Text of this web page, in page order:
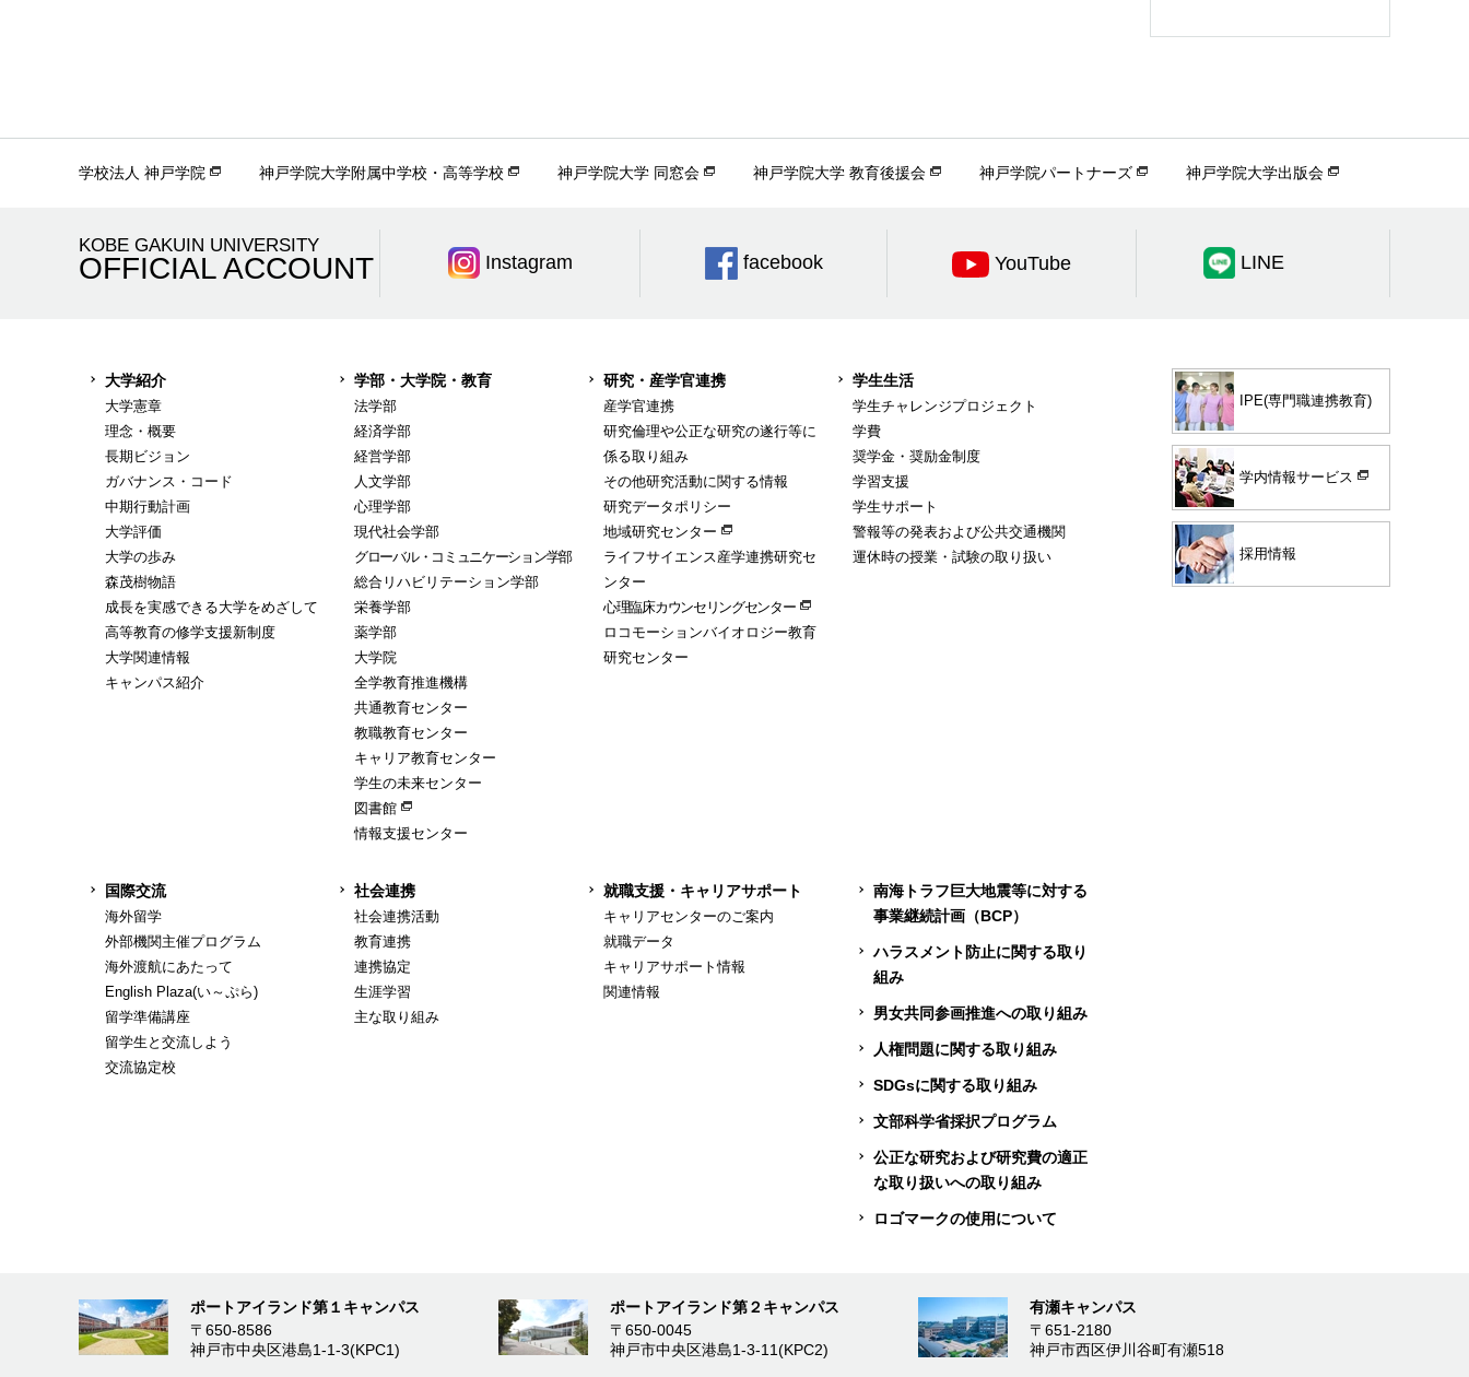
学校法人 神戸学院 神戸学院大学附属中学校・高等学校 神戸学院大学 同窓会 神戸学院大学 教育後援会 神戸学院パートナーズ 神戸学院大学出版会
KOBE GAKUIN UNIVERSITY
OFFICIAL ACCOUNT Instagram facebook YouTube LINE
大学紹介
大学憲章
理念・概要
長期ビジョン
ガバナンス・コード
中期行動計画
大学評価
大学の歩み
森茂樹物語
成長を実感できる大学をめざして
高等教育の修学支援新制度
大学関連情報
キャンパス紹介
学部・大学院・教育
法学部
経済学部
経営学部
人文学部
心理学部
現代社会学部
グローバル・コミュニケーション学部
総合リハビリテーション学部
栄養学部
薬学部
大学院
全学教育推進機構
共通教育センター
教職教育センター
キャリア教育センター
学生の未来センター
図書館
情報支援センター
研究・産学官連携
産学官連携
研究倫理や公正な研究の遂行等に
係る取り組み
その他研究活動に関する情報
研究データポリシー
地域研究センター
ライフサイエンス産学連携研究セ
ンター
心理臨床カウンセリングセンター
ロコモーションバイオロジー教育
研究センター
学生生活
学生チャレンジプロジェクト
学費
奨学金・奨励金制度
学習支援
学生サポート
警報等の発表および公共交通機関
運休時の授業・試験の取り扱い
国際交流
海外留学
外部機関主催プログラム
海外渡航にあたって
English Plaza(い～ぷら)
留学準備講座
留学生と交流しよう
交流協定校
社会連携
社会連携活動
教育連携
連携協定
生涯学習
主な取り組み
就職支援・キャリアサポート
キャリアセンターのご案内
就職データ
キャリアサポート情報
関連情報
南海トラフ巨大地震等に対する
事業継続計画（BCP）
ハラスメント防止に関する取り
組み
男女共同参画推進への取り組み
人権問題に関する取り組み
SDGsに関する取り組み
文部科学省採択プログラム
公正な研究および研究費の適正
な取り扱いへの取り組み
ロゴマークの使用について
IPE(専門職連携教育)
学内情報サービス
採用情報
ポートアイランド第１キャンパス
〒650-8586
神戸市中央区港島1-1-3(KPC1)
ポートアイランド第２キャンパス
〒650-0045
神戸市中央区港島1-3-11(KPC2)
有瀬キャンパス
〒651-2180
神戸市西区伊川谷町有瀬518